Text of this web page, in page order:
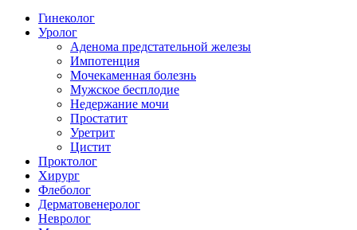
Гинеколог
Уролог
Аденома предстательной железы
Импотенция
Мочекаменная болезнь
Мужское бесплодие
Недержание мочи
Простатит
Уретрит
Цистит
Проктолог
Хирург
Флеболог
Дерматовенеролог
Невролог